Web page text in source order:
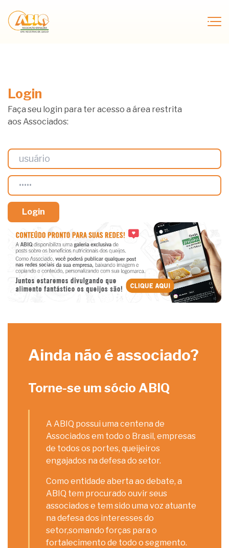
Login
Faça seu login para ter acesso a área restrita
aos Associados:
Ainda não é associado?
Torne-se um sócio ABIQ
A ABIQ possui uma centena de
Associados em todo o Brasil, empresas
de todos os portes, queijeiros
engajados na defesa do setor.
Como entidade aberta ao debate, a
ABIQ tem procurado ouvir seus
associados e tem sido uma voz atuante
na defesa dos interesses do
setor,somando forças para o
fortalecimento de todo o segmento.